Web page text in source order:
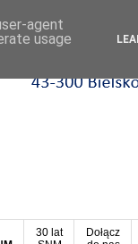
30 lat
Dołącz
agent
usage